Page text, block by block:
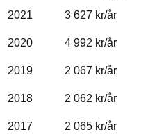
2021
3 627 kr/år
2020 4 992 kr/år
2019 2 067 kr/år
2018 2 062 kr/år
2017 2 065 kr/år